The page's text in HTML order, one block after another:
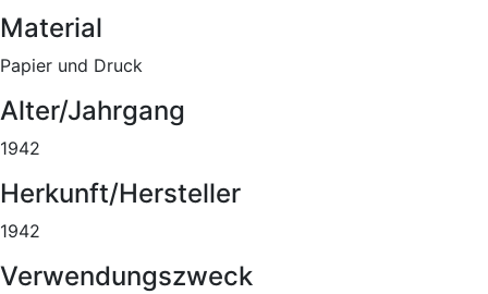
Material
Papier und Druck
Alter/Jahrgang
1942
Herkunft/Hersteller
1942
Verwendungszweck